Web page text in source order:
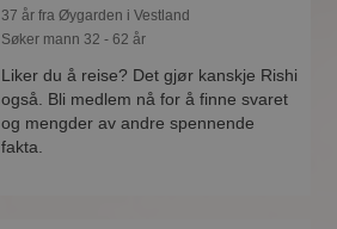
37 år fra Øygarden i Vestland
Søker mann 32 - 62 år
Liker du å reise? Det gjør kanskje Rishi
også. Bli medlem nå for å finne svaret
og mengder av andre spennende
fakta.